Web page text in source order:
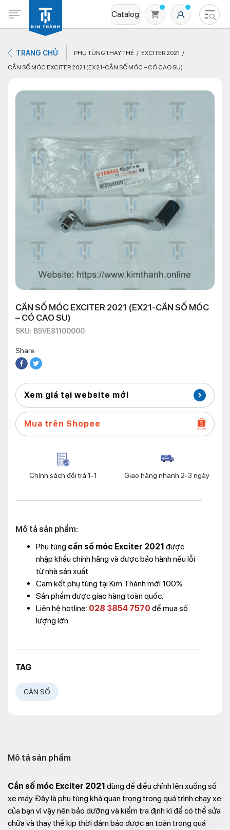
Catalog
Không có sản phẩm nào trong giỏ hàng
TRANG CHỦ PHỤ TÙNG THAY THẾ
EXCITER 2021
CẦN SỐ MÓC EXCITER 2021 (EX21-CẦN SỐ MÓC – CÓ CAO SU)
CẦN SỐ MÓC EXCITER 2021 (EX21-CẦN SỐ MÓC
– CÓ CAO SU)
SKU: B5VE81100000
Share:
Xem giá tại website mới
Mua trên Shopee
Chính sách đổi trả 1-1 Giao hàng nhanh 2-3 ngày
Mô tả sản phẩm:
Phụ tùng cần số móc Exciter 2021 được
nhập khẩu chính hãng và được bảo hành nếu lỗi
từ nhà sản xuất.
Cam kết phụ tùng tại Kim Thành mới 100%
Sản phẩm được giao hàng toàn quốc.
Liên hệ hotline: 028 3854 7570 để mua số
lượng lớn.
TAG
CẦN SỐ
Mô tả sản phẩm
Cần số móc Exciter 2021 dùng để điều chỉnh lên xuống số
xe máy. Đây là phụ tùng khá quan trọng trong quá trình chạy xe
của bạn vì vậy nên bảo dưỡng và kiểm tra định kì để có thể sửa
chữa và thay thế kịp thời đảm bảo được an toàn trong quá